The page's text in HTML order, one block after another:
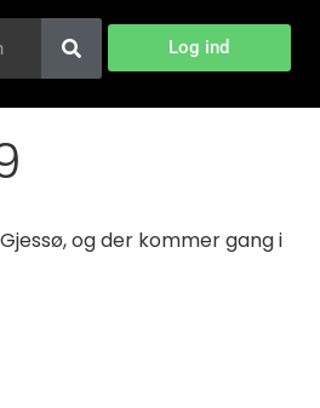
Log ind
og der kommer gang i